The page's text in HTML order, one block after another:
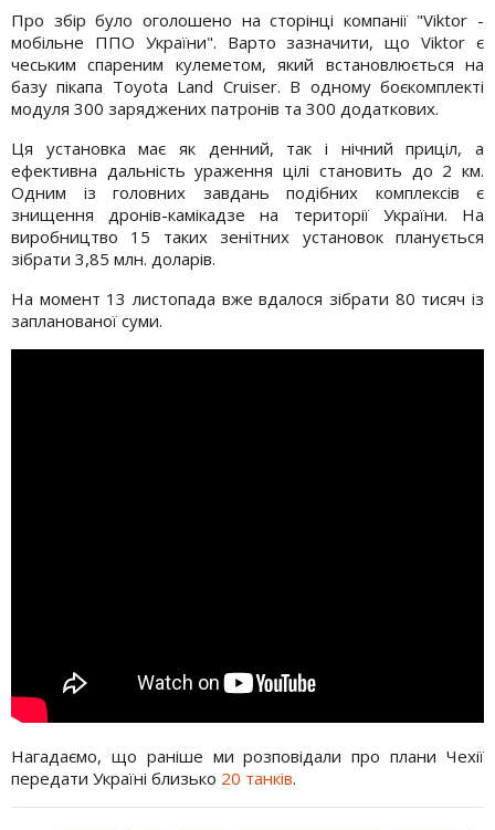
Про збір було оголошено на сторінці компанії "Viktor -
мобільне ППО України". Варто зазначити, що Viktor є
чеським спареним кулеметом, який встановлюється на
базу пікапа Toyota Land Cruiser. В одному боєкомплекті
модуля 300 заряджених патронів та 300 додаткових.
Ця установка має як денний, так і нічний приціл, а
ефективна дальність ураження цілі становить до 2 км.
Одним із головних завдань подібних комплексів є
знищення дронів-камікадзе на території України. На
виробництво 15 таких зенітних установок планується
зібрати 3,85 млн. доларів.
На момент 13 листопада вже вдалося зібрати 80 тисяч із
запланованої суми.
Нагадаємо, що раніше ми розповідали про плани Чехії
передати Україні близько 20 танків.